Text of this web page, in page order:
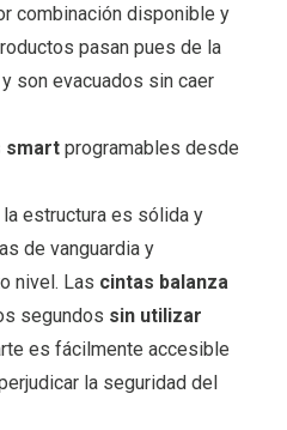
combinación disponible y
pasan pues de la
son evacuados sin caer
smart programables desde
la estructura es sólida y
de vanguardia y
nivel. Las cintas balanza
segundos sin utilizar
es fácilmente accesible
la seguridad del